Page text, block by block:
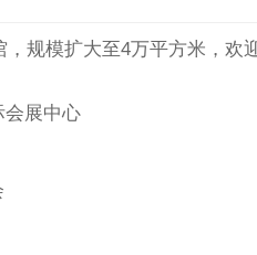
规模扩大至4万平方米，欢
会展中心